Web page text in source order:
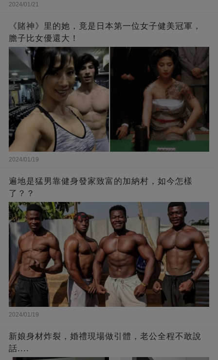
2024/01/21
《賭神》里的她，竟是日本第一位女子健美冠軍，
膽子比女優還大！
2024/01/19
遍地是猛男靠健身發家致富的加納村，如今怎樣
了？？
2024/01/19
新娘身材炸裂，婚禮現場做引體，老公全程不敢說
話....